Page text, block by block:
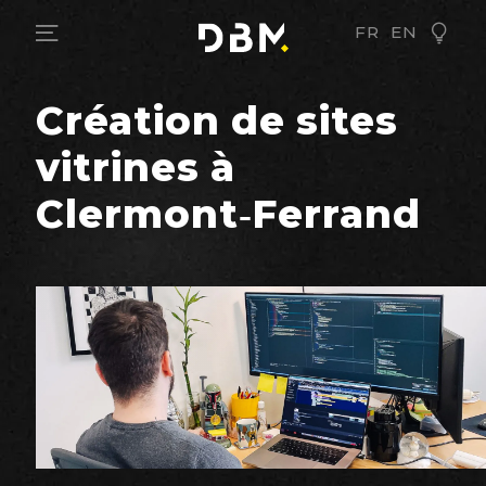
FR EN
Création de sites
vitrines à
Clermont-Ferrand